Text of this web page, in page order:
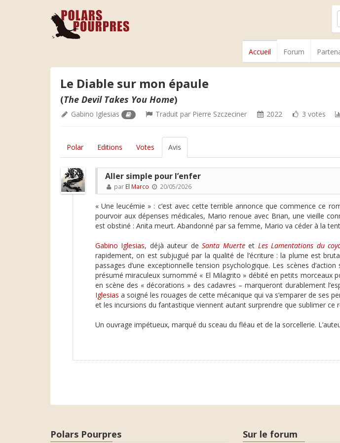
Accueil Forum
Le Diable sur mon épaule
(The Devil Takes You Home)
Gabino Iglesias Traduit par Pierre Szczeciner 2022 3 votes
Polar Editions Votes Avis
Aller simple pour l’enfer
par El Marco 20/05/2026
« Une leucémie » : c’est avec cette terrible annonce que commence ce
pourvoir aux dépenses médicales, Mario renoue avec Brian, une vieille
est obstiné : Anita meurt. Abandonné par sa femme, Mario va céder à la
Gabino Iglesias, déjà auteur deSanta Muerteet Les Lamentations du
rapidement, on est subjugué par la qualité de l’écriture : la plume est
passages d’une exceptionnelle tension psychologique. Les scènes
présumé miraculeux surnommé « El Milagrito » débité en petits morceaux
en scène des « décorations » des cadavres – marqueront durablement
Iglesias a soigné les rouages de cette mécanique qui va s’emparer de ses
et les incursions du fantastique viennent autant surprendre que sublimer ce
Un ouvrage impétueux, marqué du sceau du fléau et de la sorcellerie.
Polars Pourpres Sur le forum